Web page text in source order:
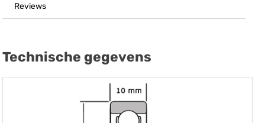
Reviews
Technische gegevens